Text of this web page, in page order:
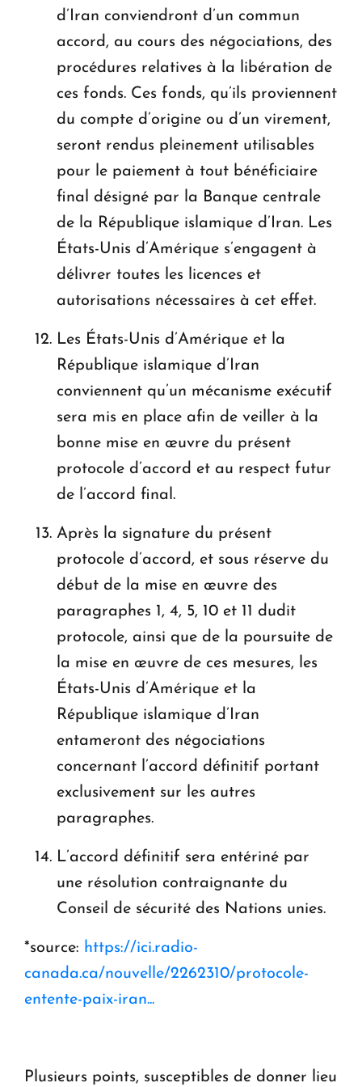
d’Iran conviendront d’un commun
accord, au cours des négociations, des
procédures relatives à la libération de
ces fonds. Ces fonds, qu’ils proviennent
du compte d’origine ou d’un virement,
seront rendus pleinement utilisables
pour le paiement à tout bénéficiaire
final désigné par la Banque centrale
de la République islamique d’Iran. Les
États-Unis d’Amérique s’engagent à
délivrer toutes les licences et
autorisations nécessaires à cet effet.
Les États-Unis d’Amérique et la
République islamique d’Iran
conviennent qu’un mécanisme exécutif
sera mis en place afin de veiller à la
bonne mise en œuvre du présent
protocole d’accord et au respect futur
de l’accord final.
Après la signature du présent
protocole d’accord, et sous réserve du
début de la mise en œuvre des
paragraphes 1, 4, 5, 10 et 11 dudit
protocole, ainsi que de la poursuite de
la mise en œuvre de ces mesures, les
États-Unis d’Amérique et la
République islamique d’Iran
entameront des négociations
concernant l’accord définitif portant
exclusivement sur les autres
paragraphes.
L’accord définitif sera entériné par
une résolution contraignante du
Conseil de sécurité des Nations unies.
*source: https://ici.radio-
canada.ca/nouvelle/2262310/protocole-
entente-paix-iran...
Plusieurs points, susceptibles de donner lieu